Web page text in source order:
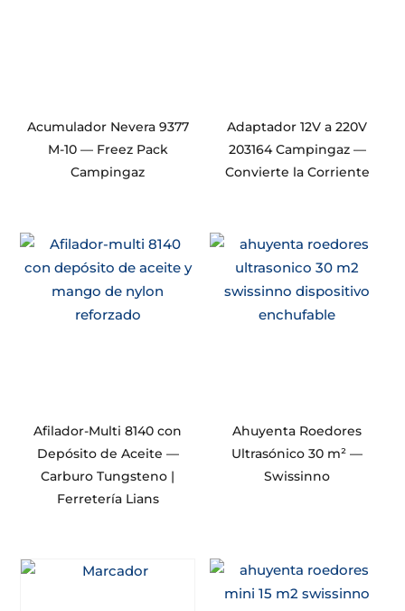
Acumulador Nevera 9377
M-10 — Freez Pack
Campingaz
Adaptador 12V a 220V
203164 Campingaz —
Convierte la Corriente
Afilador-Multi 8140 con
Depósito de Aceite —
Carburo Tungsteno |
Ferretería Lians
Ahuyenta Roedores
Ultrasónico 30 m² —
Swissinno